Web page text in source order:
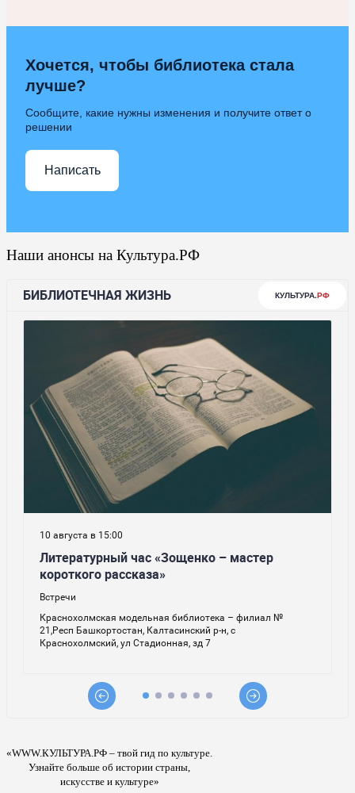
Хочется, чтобы библиотека стала
лучше?
Сообщите, какие нужны изменения и получите ответ о
решении
Написать
Наши анонсы на Культура.РФ
«WWW.КУЛЬТУРА.РФ – твой гид по культуре.
Узнайте больше об истории страны,
искусстве и культуре»